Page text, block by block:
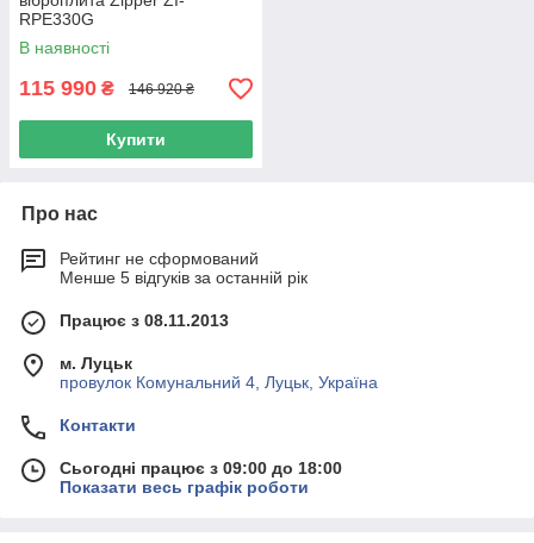
RPE330G
В наявності
115 990 ₴ 146 920 ₴
Купити
Про нас
Рейтинг не сформований
Менше 5 відгуків за останній рік
Працює з 08.11.2013
м. Луцьк
провулок Комунальний 4, Луцьк, Україна
Контакти
Сьогодні працює з 09:00 до 18:00
Показати весь графік роботи